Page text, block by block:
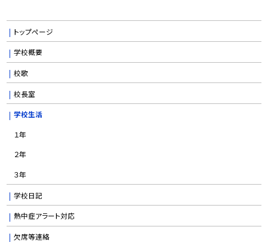
トップページ
学校概要
校歌
校長室
学校生活
１年
２年
３年
学校日記
熱中症アラート対応
欠席等連絡